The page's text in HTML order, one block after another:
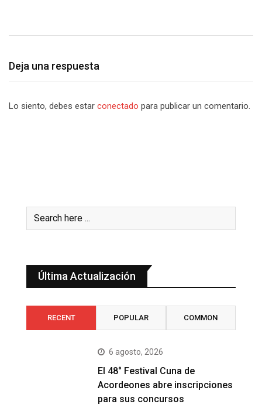
Deja una respuesta
Lo siento, debes estar conectado para publicar un comentario.
Última Actualización
RECENT POPULAR COMMON
6 agosto, 2026
El 48° Festival Cuna de
Acordeones abre inscripciones
para sus concursos